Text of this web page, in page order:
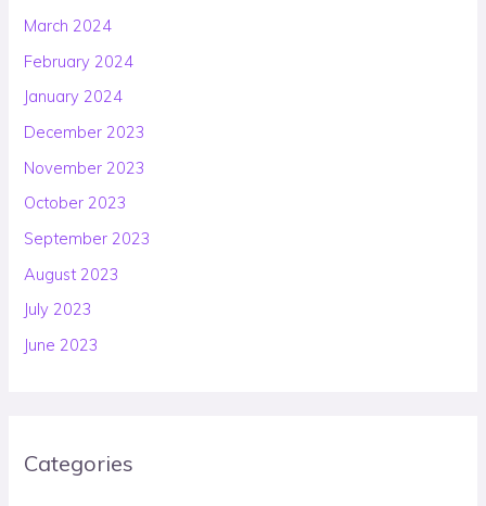
March 2024
February 2024
January 2024
December 2023
November 2023
October 2023
September 2023
August 2023
July 2023
June 2023
Categories